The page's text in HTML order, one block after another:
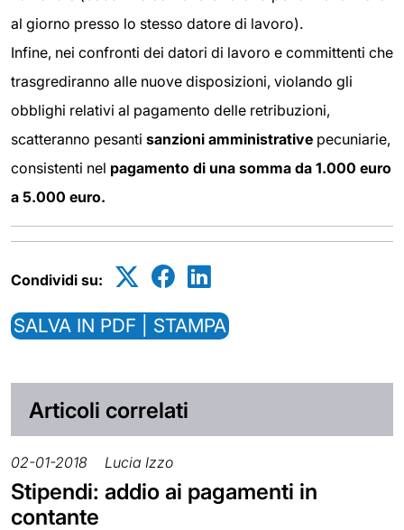
al giorno presso lo stesso datore di lavoro).
Infine, nei confronti dei datori di lavoro e committenti che
trasgrediranno alle nuove disposizioni, violando gli
obblighi relativi al pagamento delle retribuzioni,
scatteranno pesanti sanzioni amministrative pecuniarie,
consistenti nel pagamento di una somma da 1.000 euro
a 5.000 euro.
Condividi su:
SALVA IN PDF | STAMPA
Articoli correlati
02-01-2018 Lucia Izzo
Stipendi: addio ai pagamenti in
contante